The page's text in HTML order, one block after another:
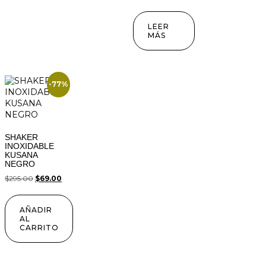
LEER
MÁS
-77%
SHAKER
INOXIDABLE
KUSANA
NEGRO
$295.00 $69.00
AÑADIR
AL
CARRITO